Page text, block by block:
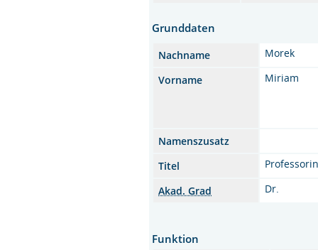
Grunddaten
Nachname
Morek
Vorname
Miriam
Namenszusatz
Titel
Akad. Grad
Dr.
Funktion